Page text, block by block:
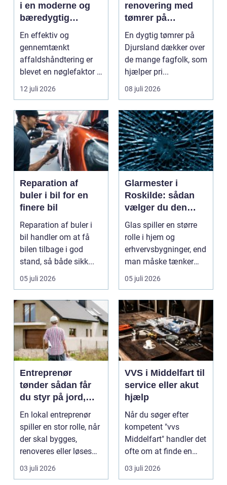
i en moderne og
bæredygtig
hverdag
En effektiv og
gennemtænkt
affaldshåndtering er
blevet en nøglefaktor i
den grønne omstilling.
12 juli 2026
renovering med
tømrer på
Djursland
En dygtig tømrer på
Djursland dækker over
de mange fagfolk, som
hjælper pri...
08 juli 2026
Reparation af
buler i bil for en
finere bil
Reparation af buler i
bil handler om at få
bilen tilbage i god
stand, så både sikk...
05 juli 2026
Glarmester i
Roskilde: sådan
vælger du den
rette fagmand til
dine glasopgaver
Glas spiller en større
rolle i hjem og
erhvervsbygninger, end
man måske tænker
ov...
05 juli 2026
Entreprenør
tønder sådan får
du styr på jord,
dræn og kloak
En lokal entreprenør
spiller en stor rolle, når
der skal bygges,
renoveres eller løses
problemer und...
03 juli 2026
VVS i Middelfart til
service eller akut
hjælp
Når du søger efter
kompetent "vvs
Middelfart" handler det
ofte om at finde en
lokal, fa...
03 juli 2026